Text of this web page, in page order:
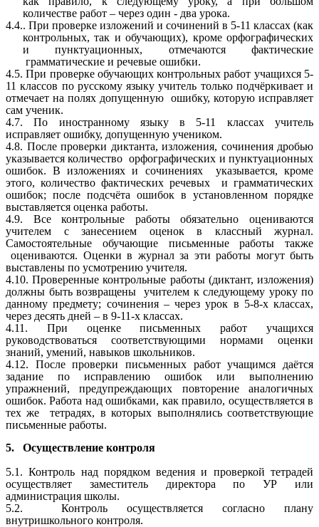
количестве работ – через один - два урока.
4.4.. При проверке изложений и сочинений в 5-11 классах (как
контрольных, так и обучающих), кроме орфографических
и пунктуационных, отмечаются фактические
грамматические и речевые ошибки.
4.5. При проверке обучающих контрольных работ учащихся 5-
11 классов по русскому языку учитель только подчёркивает и
отмечает на полях допущенную ошибку, которую исправляет
сам ученик.
4.7. По иностранному языку в 5-11 классах учитель
исправляет ошибку, допущенную учеником.
4.8. После проверки диктанта, изложения, сочинения дробью
указывается количество орфографических и пунктуационных
ошибок. В изложениях и сочинениях указывается, кроме
этого, количество фактических речевых и грамматических
ошибок; после подсчёта ошибок в установленном порядке
выставляется оценка работы.
4.9. Все контрольные работы обязательно оцениваются
учителем с занесением оценок в классный журнал.
Самостоятельные обучающие письменные работы также
оцениваются. Оценки в журнал за эти работы могут быть
выставлены по усмотрению учителя.
4.10. Проверенные контрольные работы (диктант, изложения)
должны быть возвращены учителем к следующему уроку по
данному предмету; сочинения – через урок в 5-8-х классах,
через десять дней – в 9-11-х классах.
4.11. При оценке письменных работ учащихся
руководствоваться соответствующими нормами оценки
знаний, умений, навыков школьников.
4.12. После проверки письменных работ учащимся даётся
задание по исправлению ошибок или выполнению
упражнений, предупреждающих повторение аналогичных
ошибок. Работа над ошибками, как правило, осуществляется в
тех же тетрадях, в которых выполнялись соответствующие
письменные работы.
5.
Осуществление контроля
5.1. Контроль над порядком ведения и проверкой тетрадей
осуществляет заместитель директора по УР или
администрация школы.
5.2. Контроль осуществляется согласно плану
внутришкольного контроля.